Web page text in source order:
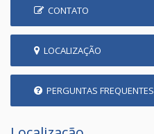
CONTATO
LOCALIZAÇÃO
PERGUNTAS FREQUENTES